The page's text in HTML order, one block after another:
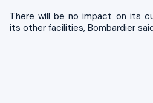
There will be no impact on its
its other facilities, Bombardier